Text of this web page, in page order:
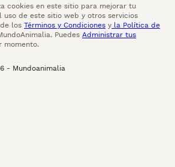
cookies en este sitio para mejorar tu
uso de este sitio web y otros servicios
los Términos y Condiciones y la Política de
Puedes Administrar tus
momento.
- Mundoanimalia